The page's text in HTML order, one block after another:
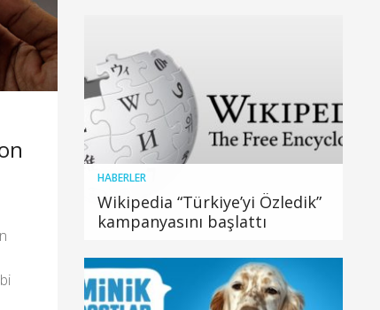
HABERLER
Wikipedia “Türkiye’yi Özledik”
kampanyasını başlattı